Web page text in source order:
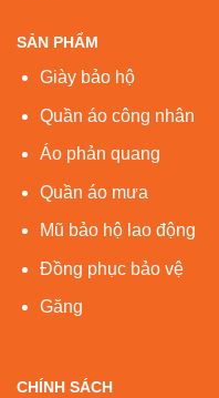
SẢN PHẨM
Giày bảo hộ
Quần áo công nhân
Áo phản quang
Quần áo mưa
Mũ bảo hộ lao động
Đồng phục bảo vệ
Găng
CHÍNH SÁCH